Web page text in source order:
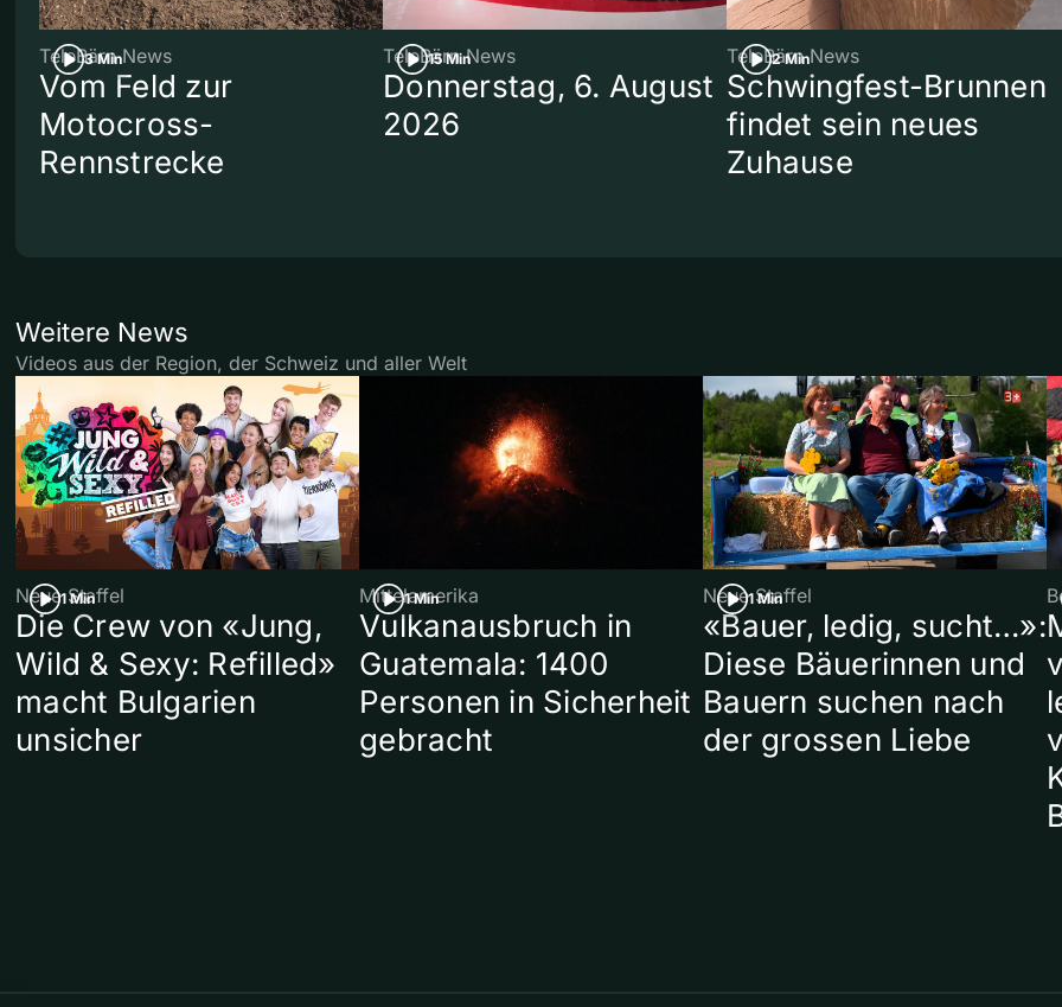
3 Min
TeleBärn News
Vom Feld zur
Motocross-
Rennstrecke
15 Min
TeleBärn News
Donnerstag, 6. August
2026
2 Min
TeleBärn News
Schwingfest-Brunnen
findet sein neues
Zuhause
Weitere News
Videos aus der Region, der Schweiz und aller Welt
1 Min
Neue Staffel
Die Crew von «Jung,
Wild & Sexy: Refilled»
macht Bulgarien
unsicher
1 Min
Mittelamerika
Vulkanausbruch in
Guatemala: 1400
Personen in Sicherheit
gebracht
1 Min
Neue Staffel
«Bauer, ledig, sucht…»:
Diese Bäuerinnen und
Bauern suchen nach
der grossen Liebe